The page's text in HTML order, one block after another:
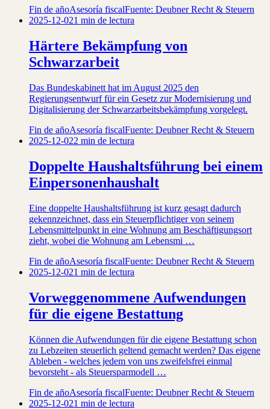
Fin de añoAsesoría fiscalFuente: Deubner Recht & Steuern
2025-12-021 min de lectura
Härtere Bekämpfung von
Schwarzarbeit
Das Bundeskabinett hat im August 2025 den
Regierungsentwurf für ein Gesetz zur Modernisierung und
Digitalisierung der Schwarzarbeitsbekämpfung vorgelegt.
Fin de añoAsesoría fiscalFuente: Deubner Recht & Steuern
2025-12-022 min de lectura
Doppelte Haushaltsführung bei einem
Einpersonenhaushalt
Eine doppelte Haushaltsführung ist kurz gesagt dadurch
gekennzeichnet, dass ein Steuerpflichtiger von seinem
Lebensmittelpunkt in eine Wohnung am Beschäftigungsort
zieht, wobei die Wohnung am Lebensmi …
Fin de añoAsesoría fiscalFuente: Deubner Recht & Steuern
2025-12-021 min de lectura
Vorweggenommene Aufwendungen
für die eigene Bestattung
Können die Aufwendungen für die eigene Bestattung schon
zu Lebzeiten steuerlich geltend gemacht werden? Das eigene
Ableben - welches jedem von uns zweifelsfrei einmal
bevorsteht - als Steuersparmodell …
Fin de añoAsesoría fiscalFuente: Deubner Recht & Steuern
2025-12-021 min de lectura